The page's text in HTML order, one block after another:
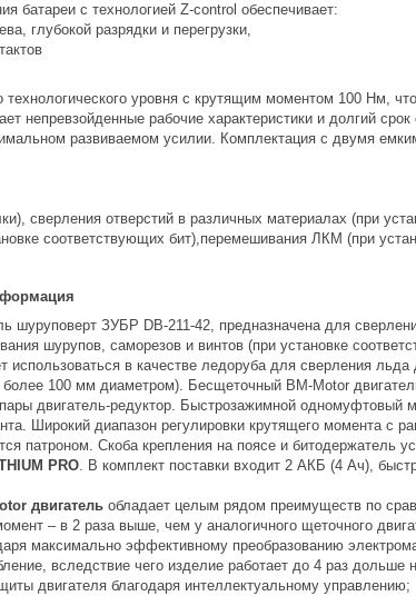
батареи с технологией Z-control обеспечивает:
глубокой разрядки и перегрузки,
технологического уровня с крутящим моментом 100 Нм,
непревзойденные рабочие характеристики и долгий
развиваемом усилии. Комплектация с двумя
сверления отверстий в различных материалах (при
соответствующих бит),перемешивания ЛКМ (при
шуруповерт ЗУБР DB-211-42, предназначена для
шурупов, саморезов и винтов (при установке
использоваться в качестве ледоруба для сверления
более 100 мм диаметром). Бесщеточный BM-Motor
двигатель-редуктор. Быстрозажимной одномуфтовый
Широкий диапазон регулировки крутящего момента с
патроном. Скоба крепления на поясе и битодержатель
PRO. В комплект поставки входит 2 АКБ (4 Ач),
двигатель обладает целым рядом преимуществ по
– в 2 раза выше, чем у аналогичного щеточного
максимально эффективному преобразованию
вследствие чего изделие работает до 4 раз дольше
двигателя благодаря интеллектуальному управлению;